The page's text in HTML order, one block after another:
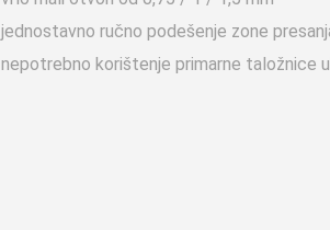
jednostavno ručno podešenje zone
nepotrebno korištenje primarne taložnice